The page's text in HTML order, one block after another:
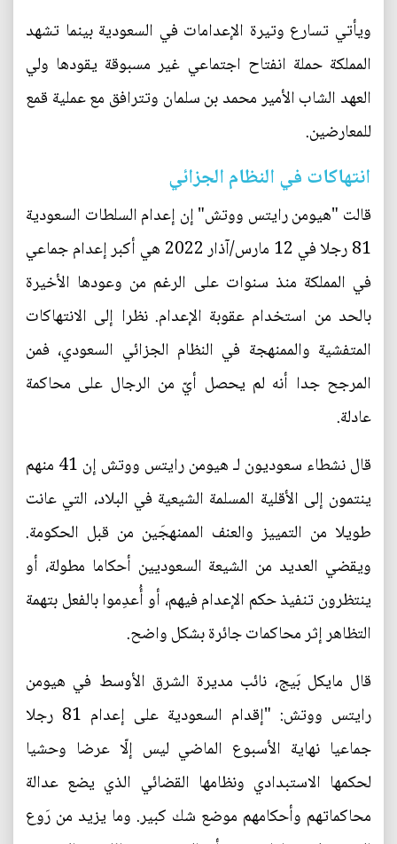
ويأتي تسارع وتيرة الإعدامات في السعودية بينما تشهد
المملكة حملة انفتاح اجتماعي غير مسبوقة يقودها ولي
العهد الشاب الأمير محمد بن سلمان وتترافق مع عملية قمع
للمعارضين.
انتهاكات في النظام الجزائي
قالت "هيومن رايتس ووتش" إن إعدام السلطات السعودية
81 رجلا في 12 مارس/آذار 2022 هي أكبر إعدام جماعي
في المملكة منذ سنوات على الرغم من وعودها الأخيرة
بالحد من استخدام عقوبة الإعدام. نظرا إلى الانتهاكات
المتفشية والممنهجة في النظام الجزائي السعودي، فمن
المرجح جدا أنه لم يحصل أيّ من الرجال على محاكمة
عادلة.
قال نشطاء سعوديون لـ هيومن رايتس ووتش إن 41 منهم
ينتمون إلى الأقلية المسلمة الشيعية في البلاد، التي عانت
طويلا من التمييز والعنف الممنهجَين من قبل الحكومة.
ويقضي العديد من الشيعة السعوديين أحكاما مطولة، أو
ينتظرون تنفيذ حكم الإعدام فيهم، أو أُعدِموا بالفعل بتهمة
التظاهر إثر محاكمات جائرة بشكل واضح.
قال مايكل بَيج، نائب مديرة الشرق الأوسط في هيومن
رايتس ووتش: "إقدام السعودية على إعدام 81 رجلا
جماعيا نهاية الأسبوع الماضي ليس إلّا عرضا وحشيا
لحكمها الاستبدادي ونظامها القضائي الذي يضع عدالة
محاكماتهم وأحكامهم موضع شك كبير. وما يزيد من رَوع